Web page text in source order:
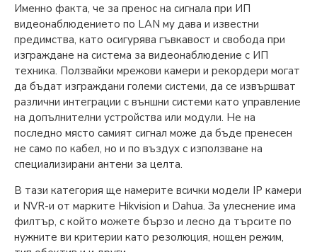
Именно факта, че за пренос на сигнала при ИП
видеонаблюдението по LAN му дава и известни
предимства, като осигурява гъвкавост и свобода при
изграждане на система за видеонаблюдение с ИП
техника. Ползвайки мрежови камери и рекордери могат
да бъдат изграждани големи системи, да се извършват
различни интеграции с външни системи като управление
на допълнителни устройства или модули. Не на
последно място самият сигнал може да бъде пренесен
не само по кабел, но и по въздух с използване на
специализирани антени за целта.
В тази категория ще намерите всички модели IP камери
и NVR-и от марките Hikvision и Dahua. За улеснение има
филтър, с който можете бързо и лесно да търсите по
нужните ви критерии като резолюция, нощен режим,